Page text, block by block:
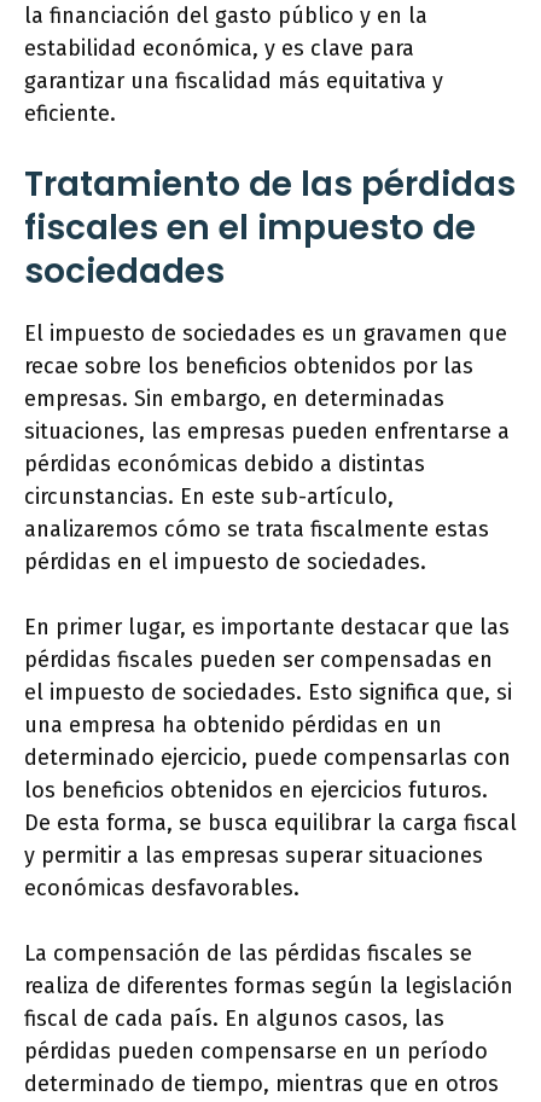
la financiación del gasto público y en la
estabilidad económica, y es clave para
garantizar una fiscalidad más equitativa y
eficiente.
Tratamiento de las pérdidas
fiscales en el impuesto de
sociedades
El impuesto de sociedades es un gravamen que
recae sobre los beneficios obtenidos por las
empresas. Sin embargo, en determinadas
situaciones, las empresas pueden enfrentarse a
pérdidas económicas debido a distintas
circunstancias. En este sub-artículo,
analizaremos cómo se trata fiscalmente estas
pérdidas en el impuesto de sociedades.
En primer lugar, es importante destacar que las
pérdidas fiscales pueden ser compensadas en
el impuesto de sociedades. Esto significa que, si
una empresa ha obtenido pérdidas en un
determinado ejercicio, puede compensarlas con
los beneficios obtenidos en ejercicios futuros.
De esta forma, se busca equilibrar la carga fiscal
y permitir a las empresas superar situaciones
económicas desfavorables.
La compensación de las pérdidas fiscales se
realiza de diferentes formas según la legislación
fiscal de cada país. En algunos casos, las
pérdidas pueden compensarse en un período
determinado de tiempo, mientras que en otros